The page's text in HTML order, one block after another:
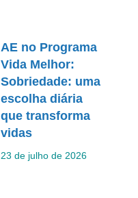
AE no Programa
Vida Melhor:
Sobriedade: uma
escolha diária
que transforma
vidas
23 de julho de 2026